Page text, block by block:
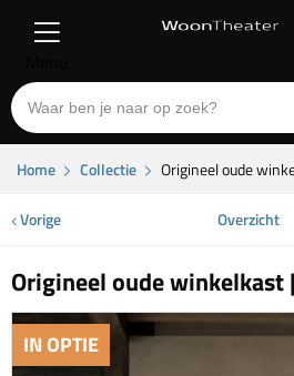
Home Collectie Origineel oude
Vorige Overzicht
Origineel oude winkelkast
IN OPTIE